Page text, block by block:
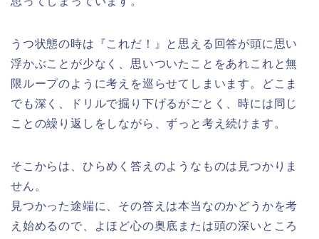
うつ状態の時は『これだ！』と思える回答が頭に思い
浮かぶことが少なく、思いついたことをあれこれと無
限ループのように考えを巡らせてしまいます。どこま
でも深く、ドリルで掘り下げるがごとく、時には同じ
ことの繰り返しをしながら、ずっと考え続けます。
そこからは、ひらめく答えのようなものは見つかりま
せん。
見つかった途端に、その答えは本当なのかどうかを考
え始めるので、よほど心の奥底または頭の深いところ